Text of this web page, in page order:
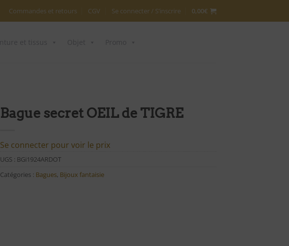
Commandes et retours CGV Se connecter / S’inscrire 0,00€
Bague secret OEIL de TIGRE
Se connecter pour voir le prix
UGS : BGi1924ARDOT
Catégories : Bagues, Bijoux fantaisie